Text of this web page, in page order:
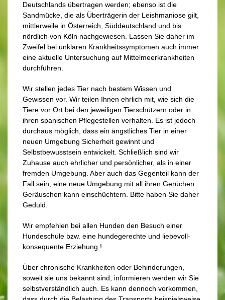
Deutschlands übertragen werden; ebenso ist die
Sandmücke, die als Überträgerin der Leishmaniose gilt,
mittlerweile in Österreich, Süddeutschland und bis
nördlich von Köln nachgewiesen. Lassen Sie daher im
Zweifel bei unklaren Krankheitssymptomen auch immer
eine aktuelle Untersuchung auf Mittelmeerkrankheiten
durchführen.
Wir stellen jedes Tier nach bestem Wissen und
Gewissen vor. Wir teilen Ihnen ehrlich mit, wie sich die
Tiere vor Ort bei den jeweiligen Tierschützern oder in
ihren spanischen Pflegestellen verhalten. Es ist jedoch
durchaus möglich, dass ein ängstliches Tier in einer
neuen Umgebung Sicherheit gewinnt und
Selbstbewusstsein entwickelt. Schließlich sind wir
Zuhause auch ehrlicher und persönlicher, als in einer
fremden Umgebung. Aber auch das Gegenteil kann der
Fall sein; eine neue Umgebung mit all ihren Gerüchen
Geräuschen kann einschüchtern. Bitte haben Sie daher
Geduld.
Wir empfehlen bei allen Hunden den Besuch einer
Hundeschule bzw. eine hundegerechte und liebevoll-
konsequente Erziehung !
Über chronische Krankheiten oder Behinderungen,
soweit sie uns bekannt sind, informieren werden wir Sie
selbstverständlich auch. Es kann dennoch vorkommen,